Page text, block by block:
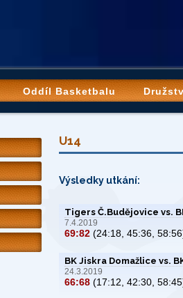
Oddíl Basketbalu
U14
Výsledky utkání:
Tigers Č.Budějovice vs.
7.4.2019
69:82 (24:18, 45:36,
BK Jiskra Domažlice vs.
24.3.2019
66:68 (17:12, 42:30,